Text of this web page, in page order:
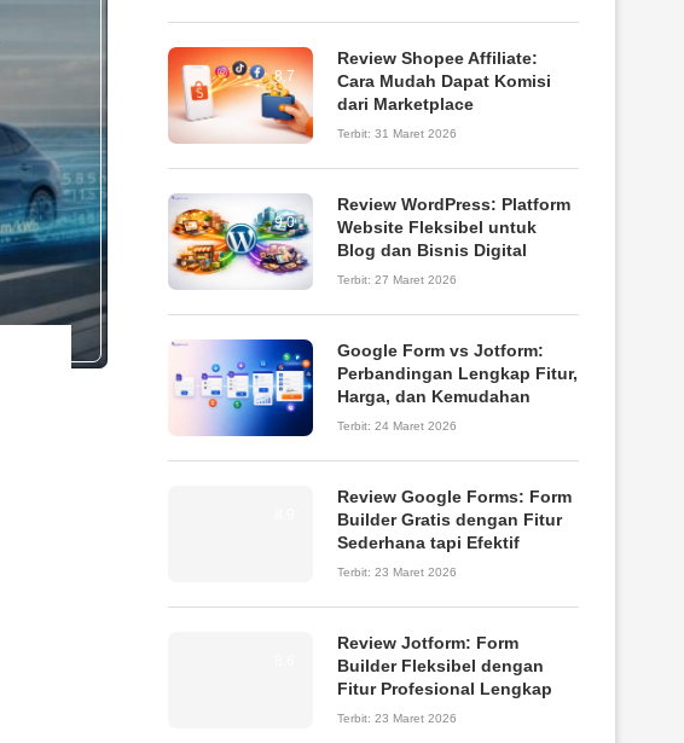
8.7
Review Shopee Affiliate:
Cara Mudah Dapat Komisi
dari Marketplace
Terbit: 31 Maret 2026
9.0
Review WordPress: Platform
Website Fleksibel untuk
Blog dan Bisnis Digital
Terbit: 27 Maret 2026
Google Form vs Jotform:
Perbandingan Lengkap Fitur,
Harga, dan Kemudahan
Terbit: 24 Maret 2026
Review Google Forms: Form
Builder Gratis dengan Fitur
Sederhana tapi Efektif
Terbit: 23 Maret 2026
Review Jotform: Form
Builder Fleksibel dengan
Fitur Profesional Lengkap
Terbit: 23 Maret 2026